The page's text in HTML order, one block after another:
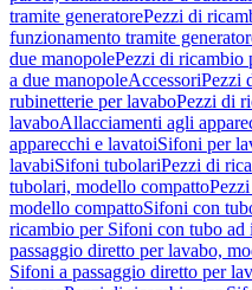
tramite generatorePezzi di
funzionamento tramite
due manopolePezzi di ricambio
a due manopoleAccessoriPezzi
rubinetterie per lavaboPezzi di
lavaboAllacciamenti agli
apparecchi e lavatoiSifoni per
lavabiSifoni tubolariPezzi di
tubolari, modello compatto
modello compattoSifoni con
ricambio per Sifoni con tubo ad
passaggio diretto per lavabo,
Sifoni a passaggio diretto per